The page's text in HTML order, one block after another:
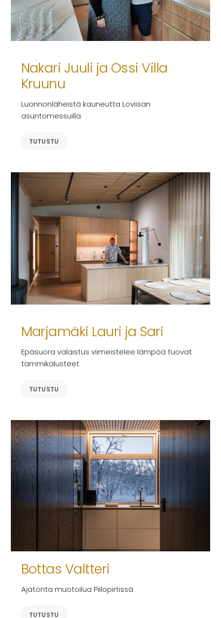
Nakari Juuli ja Ossi Villa
Kruunu
Luonnonläheistä kauneutta Loviisan
asuntomessuilla
TUTUSTU
Marjamäki Lauri ja Sari
Epäsuora valaistus viimeistelee lämpöä tuovat
tammikalusteet
TUTUSTU
Bottas Valtteri
Ajatonta muotoilua Piilopirtissä
TUTUSTU